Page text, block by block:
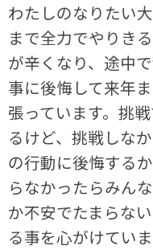
わたしのなりたい
まで全力でやりき
が辛くなり、途中
事に後悔して来年
張っています。挑
るけど、挑戦しな
の行動に後悔する
らなかったらみん
か不安でたまらな
る事を心がけていま